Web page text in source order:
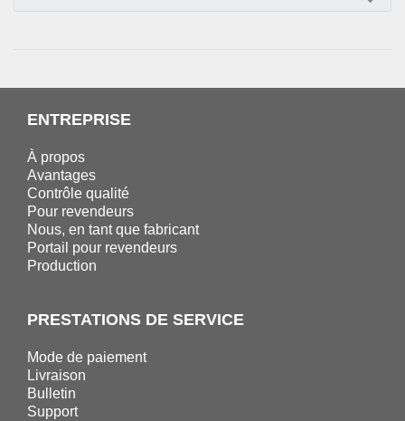
ENTREPRISE
À propos
Avantages
Contrôle qualité
Pour revendeurs
Nous, en tant que fabricant
Portail pour revendeurs
Production
PRESTATIONS DE SERVICE
Mode de paiement
Livraison
Bulletin
Support